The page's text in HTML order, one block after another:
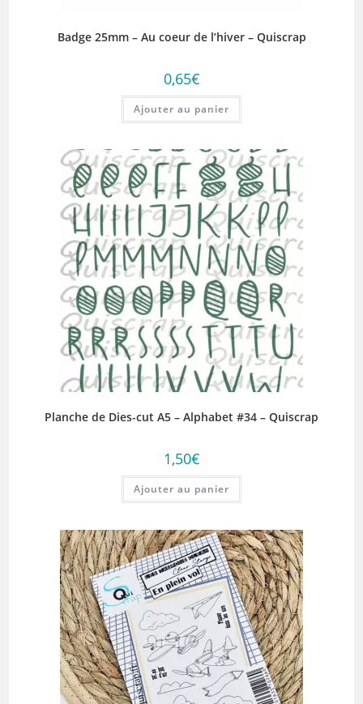
Badge 25mm – Au coeur de l’hiver – Quiscrap
0,65€
Ajouter au panier
Planche de Dies-cut A5 – Alphabet #34 – Quiscrap
1,50€
Ajouter au panier